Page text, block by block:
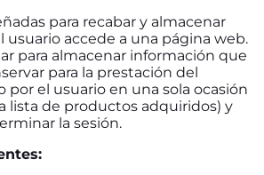
para recabar y almacenar
usuario accede a una página web.
para almacenar información que
para la prestación del
por el usuario en una sola ocasión
lista de productos adquiridos) y
la sesión.